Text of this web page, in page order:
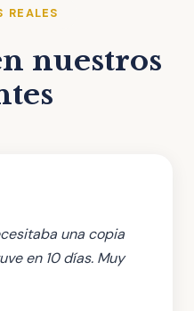
REALES
nuestros
una copia
en 10 días. Muy